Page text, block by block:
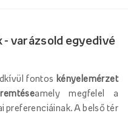
varázsold egyedivé
fontos kényelemérzet
amely megfelel a
preferenciáinak. A belső tér